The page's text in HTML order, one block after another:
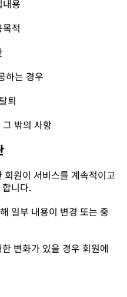
용
적
하는 경우
퇴
밖의 사항
원이 서비스를 계속적이고
니다.
일부 내용이 변경 또는 중
변화가 있을 경우 회원에